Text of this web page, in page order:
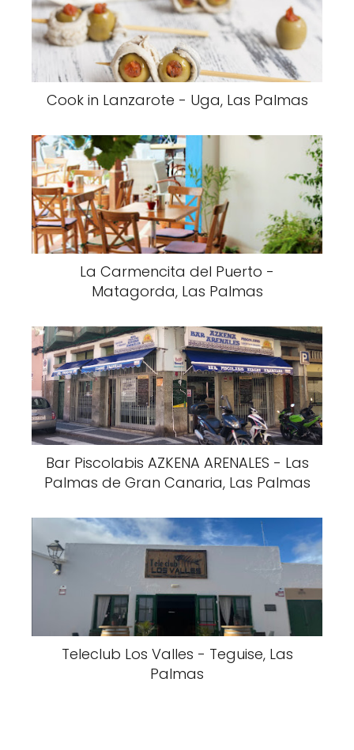
Cook in Lanzarote - Uga, Las Palmas
La Carmencita del Puerto -
Matagorda, Las Palmas
Bar Piscolabis AZKENA ARENALES - Las
Palmas de Gran Canaria, Las Palmas
Teleclub Los Valles - Teguise, Las
Palmas